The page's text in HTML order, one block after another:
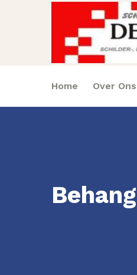
Home Over Ons
Behang